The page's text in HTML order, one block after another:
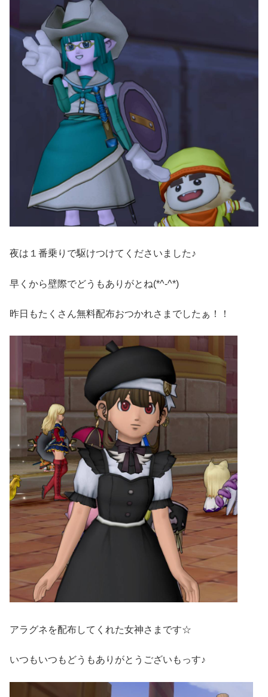
夜は１番乗りで駆けつけてくださいました♪
早くから壁際でどうもありがとね(*^-^*)
昨日もたくさん無料配布おつかれさまでしたぁ！！
アラグネを配布してくれた女神さまです☆
いつもいつもどうもありがとうございもっす♪